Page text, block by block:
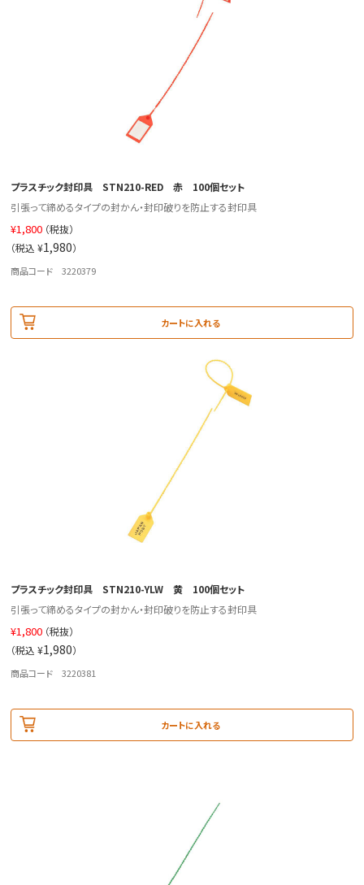
プラスチック封印具 STN210-RED 赤 100個セット
引張って締めるタイプの封かん・封印破りを防止する封印具
¥1,800 （税抜）
（税込 ¥1,980）
商品コード 3220379
カートに入れる
プラスチック封印具 STN210-YLW 黄 100個セット
引張って締めるタイプの封かん・封印破りを防止する封印具
¥1,800 （税抜）
（税込 ¥1,980）
商品コード 3220381
カートに入れる